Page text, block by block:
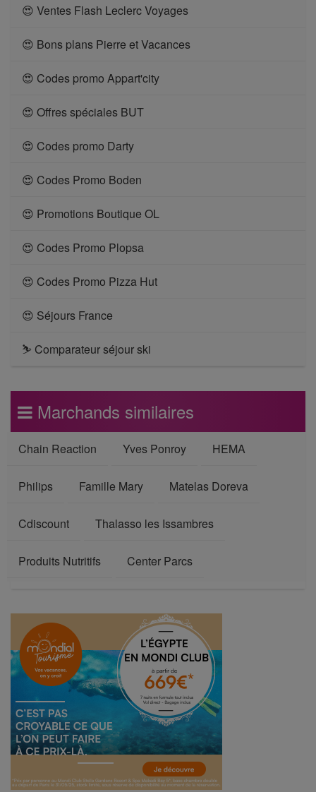
😍 Ventes Flash Leclerc Voyages
😍 Bons plans Pierre et Vacances
😍 Codes promo Appart'city
😍 Offres spéciales BUT
😍 Codes promo Darty
😍 Codes Promo Boden
😍 Promotions Boutique OL
😍 Codes Promo Plopsa
😍 Codes Promo Pizza Hut
😍 Séjours France
⛷ Comparateur séjour ski
Marchands similaires
Chain Reaction Yves Ponroy HEMA
Philips Famille Mary Matelas Doreva
Cdiscount Thalasso les Issambres
Produits Nutritifs Center Parcs